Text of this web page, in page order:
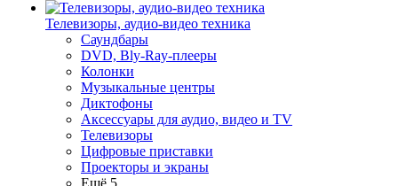
Телевизоры, аудио-видео техника
Саундбары
DVD, Bly-Ray-плееры
Колонки
Музыкальные центры
Диктофоны
Аксессуары для аудио, видео и TV
Телевизоры
Цифровые приставки
Проекторы и экраны
Ещё 5